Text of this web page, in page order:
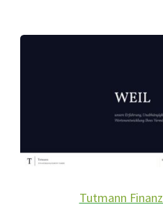
Tutmann